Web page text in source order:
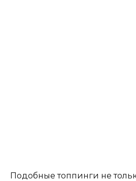
Подобные топпинги не